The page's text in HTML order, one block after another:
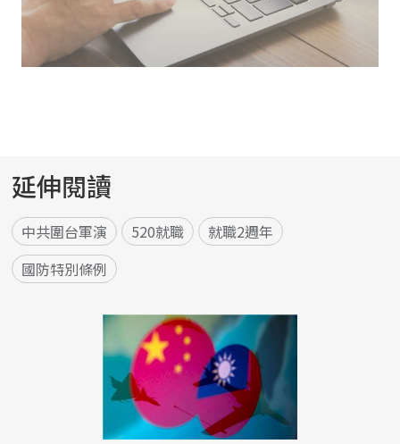
延伸閱讀
中共圍台軍演 520就職
就職2週年
國防特別條例